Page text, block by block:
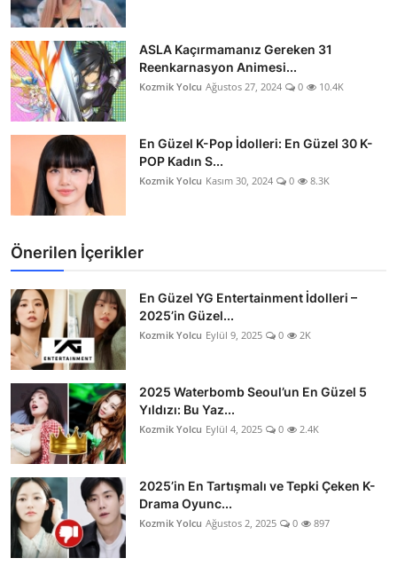
ASLA Kaçırmamanız Gereken 31
Reenkarnasyon Animesi...
Kozmik Yolcu Ağustos 27, 2024 0 10.4K
En Güzel K-Pop İdolleri: En Güzel 30 K-
POP Kadın S...
Kozmik Yolcu Kasım 30, 2024 0 8.3K
Önerilen İçerikler
En Güzel YG Entertainment İdolleri –
2025’in Güzel...
Kozmik Yolcu Eylül 9, 2025 0 2K
2025 Waterbomb Seoul’un En Güzel 5
Yıldızı: Bu Yaz...
Kozmik Yolcu Eylül 4, 2025 0 2.4K
2025’in En Tartışmalı ve Tepki Çeken K-
Drama Oyunc...
Kozmik Yolcu Ağustos 2, 2025 0 897